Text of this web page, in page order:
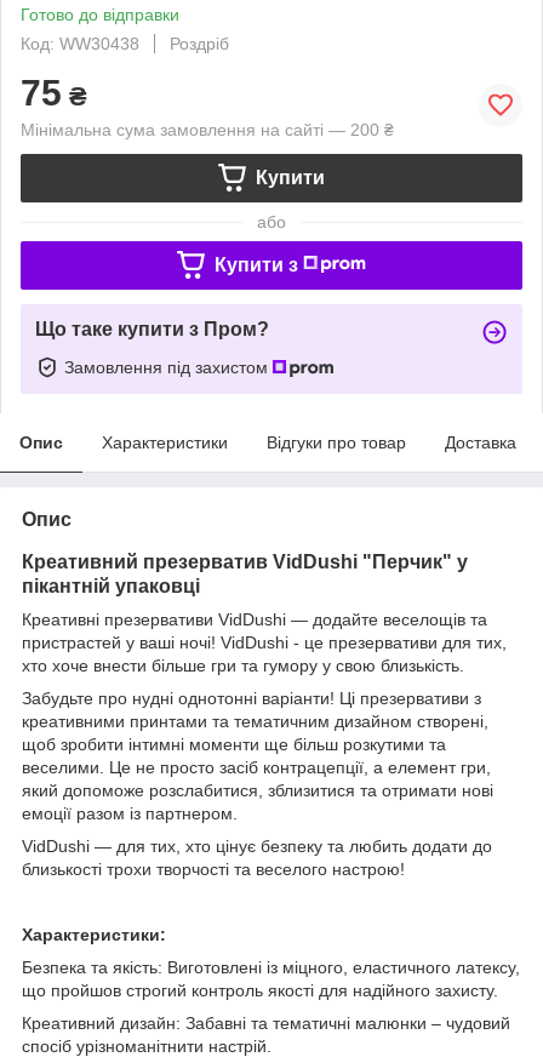
Готово до відправки
Код: WW30438
Роздріб
75 ₴
Мінімальна сума замовлення на сайті — 200 ₴
Купити
або
Купити з
Що таке купити з Пром?
Замовлення під захистом
Опис Характеристики Відгуки про товар Доставка
Опис
Креативний презерватив VidDushi "Перчик" у
пікантній упаковці
Креативні презервативи VidDushi — додайте веселощів та
пристрастей у ваші ночі! VidDushi - це презервативи для тих,
хто хоче внести більше гри та гумору у свою близькість.
Забудьте про нудні однотонні варіанти! Ці презервативи з
креативними принтами та тематичним дизайном створені,
щоб зробити інтимні моменти ще більш розкутими та
веселими. Це не просто засіб контрацепції, а елемент гри,
який допоможе розслабитися, зблизитися та отримати нові
емоції разом із партнером.
VidDushi — для тих, хто цінує безпеку та любить додати до
близькості трохи творчості та веселого настрою!
Характеристики:
Безпека та якість: Виготовлені із міцного, еластичного латексу,
що пройшов строгий контроль якості для надійного захисту.
Креативний дизайн: Забавні та тематичні малюнки – чудовий
спосіб урізноманітнити настрій.